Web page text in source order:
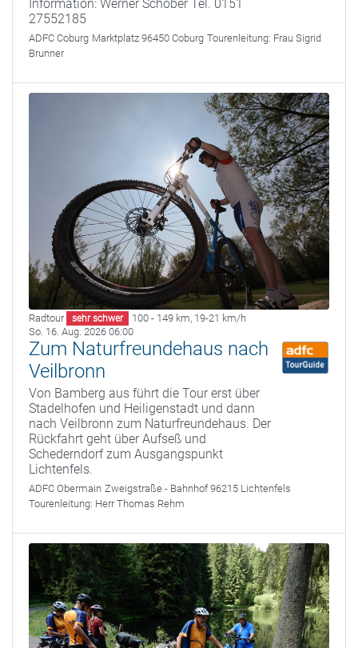
Information: Werner Schober Tel. 0151
27552185
ADFC Coburg Marktplatz 96450 Coburg Tourenleitung: Frau Sigrid
Brunner
Radtour sehr schwer 100 - 149 km, 19-21 km/h
So. 16. Aug. 2026 06:00
Zum Naturfreundehaus nach
Veilbronn
Von Bamberg aus führt die Tour erst über
Stadelhofen und Heiligenstadt und dann
nach Veilbronn zum Naturfreundehaus. Der
Rückfahrt geht über Aufseß und
Schederndorf zum Ausgangspunkt
Lichtenfels.
ADFC Obermain Zweigstraße - Bahnhof 96215 Lichtenfels
Tourenleitung: Herr Thomas Rehm